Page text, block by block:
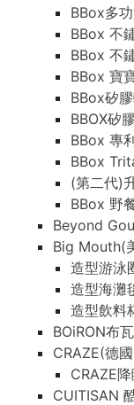
BBox多
BBox 不
BBox 不
BBox 寶
BBox矽
BBOX矽
BBox 專
BBox
(第二代)
BBox 野
Beyond
Big Mouth(
造型游泳
造型海灘
造型飲料
BOiRON布
CRAZE(德
CRAZE
CUITISAN